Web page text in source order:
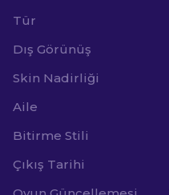
Tür
Dış Görünüş
Skin Nadirliği
Aile
Bitirme Stili
Çıkış Tarihi